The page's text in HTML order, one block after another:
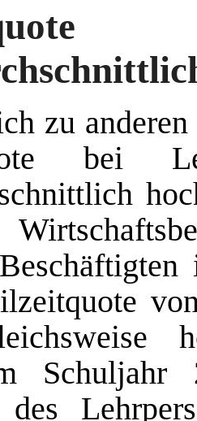
zu
bei
Schuljahr